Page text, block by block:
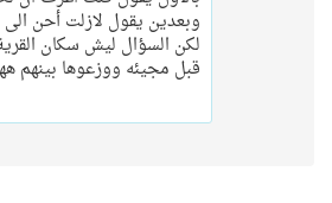
وبعدين يقول لازلت أحن
لكن السؤال ليش سكان
قبل مجيئه ووزعوها بينهم